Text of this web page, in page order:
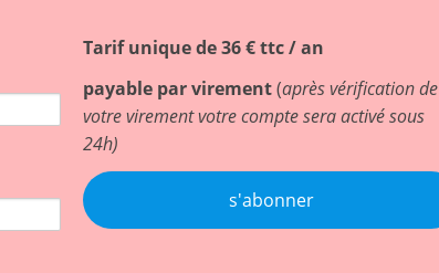
Tarif unique de 36 € ttc / an
payable par virement(après vérification de
votre virement votre compte sera activé sous
24h)
s'abonner